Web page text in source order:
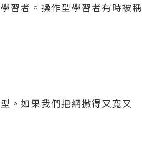
習者。操作型學習者有時被稱
。如果我們把網撒得又寬又